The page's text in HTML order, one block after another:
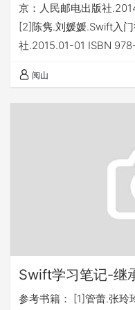
京：人民邮电出版社
[2]陈隽.刘媛媛.Swift入
社.2015.01-01 ISBN
所使用的内存。 一、工
例时，ARC会分配一块
阅山
Swift学习笔记-继
参考书籍： [1]管蕾.张